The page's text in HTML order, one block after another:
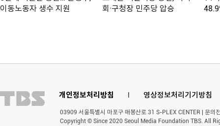
이동노동자 생수 지원
회·구청장 민주당 압승
개인정보처리방침 l 영상정보처리기기방침
03909 서울특별시 마포구 매봉산로 31 S-PLEX CENTER | 문
Copyright © Since 2020 Seoul Media Foundation TBS. All